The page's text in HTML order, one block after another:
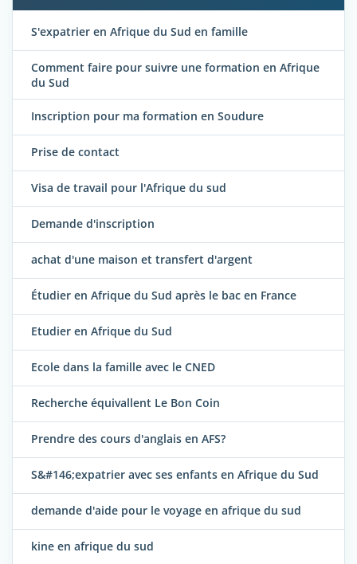
S'expatrier en Afrique du Sud en famille
Comment faire pour suivre une formation en Afrique
du Sud
Inscription pour ma formation en Soudure
Prise de contact
Visa de travail pour l'Afrique du sud
Demande d'inscription
achat d'une maison et transfert d'argent
Étudier en Afrique du Sud après le bac en France
Etudier en Afrique du Sud
Ecole dans la famille avec le CNED
Recherche équivallent Le Bon Coin
Prendre des cours d'anglais en AFS?
S&#146;expatrier avec ses enfants en Afrique du Sud
demande d'aide pour le voyage en afrique du sud
kine en afrique du sud